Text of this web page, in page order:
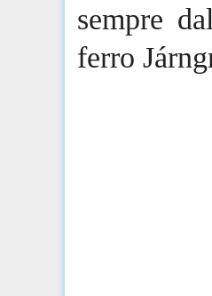
sempre
ferro